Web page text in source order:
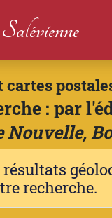
cartes
: par
résultats
recherche.